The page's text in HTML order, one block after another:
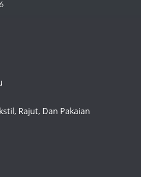
Rajut, Dan Pakaian